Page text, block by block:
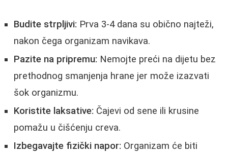
Budite strpljivi: Prva 3-4 dana su obično najteži,
nakon čega organizam navikava.
Pazite na pripremu: Nemojte preći na dijetu bez
prethodnog smanjenja hrane jer može izazvati
šok organizmu.
Koristite laksative: Čajevi od sene ili krusine
pomažu u čišćenju creva.
Izbegavajte fizički napor: Organizam će biti